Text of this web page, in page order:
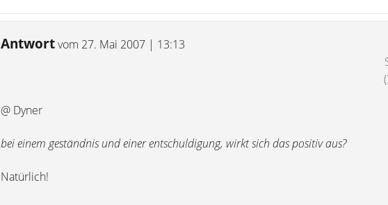
Antwortvom 27. Mai 2007 | 13:13
@ Dyner
bei einem geständnis und einer entschuldigung, wirkt sich das positiv aus?
Natürlich!